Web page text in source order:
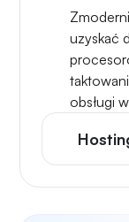
uzyskać
obsługi